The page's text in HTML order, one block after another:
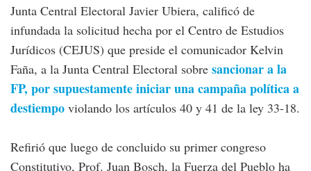
Junta Central Electoral Javier Ubiera, calificó de
infundada la solicitud hecha por el Centro de Estudios
Jurídicos (CEJUS) que preside el comunicador Kelvin
Faña, a la Junta Central Electoral sobre sancionar a la
FP, por supuestamente iniciar una campaña política a
destiempo violando los artículos 40 y 41 de la ley 33-18.
Refirió que luego de concluido su primer congreso
Constitutivo, Prof. Juan Bosch, la Fuerza del Pueblo ha